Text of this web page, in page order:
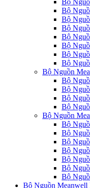
Bộ
Bộ
Bộ
Bộ
Bộ
Bộ
Bộ
Bộ Nguồn
Bộ
Bộ
Bộ
Bộ
Bộ Nguồn
Bộ
Bộ
Bộ
Bộ
Bộ
Bộ
Bộ
Bộ Nguồn Meanwell